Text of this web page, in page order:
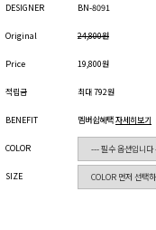
DESIGNER BN-8091
Original 24,800원
Price 19,800원
적립금 최대 792원
BENEFIT 멤버쉽혜택자세히보기
COLOR
SIZE